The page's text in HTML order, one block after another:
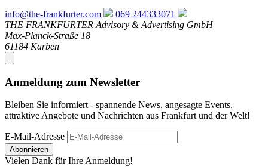
info@the-frankfurter.com
069 244333071
THE FRANKFURTER Advisory & Advertising GmbH
Max-Planck-Straße 18
61184 Karben
Anmeldung zum Newsletter
Bleiben Sie informiert - spannende News, angesagte Events,
attraktive Angebote und Nachrichten aus Frankfurt und der Welt!
E-Mail-Adresse
Abonnieren
Vielen Dank für Ihre Anmeldung!